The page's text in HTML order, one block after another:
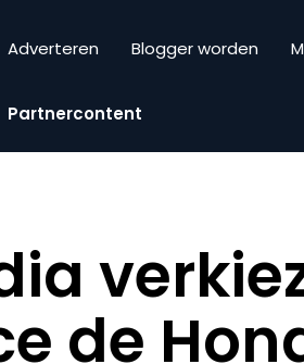
Adverteren Blogger worden
Partnercontent
de